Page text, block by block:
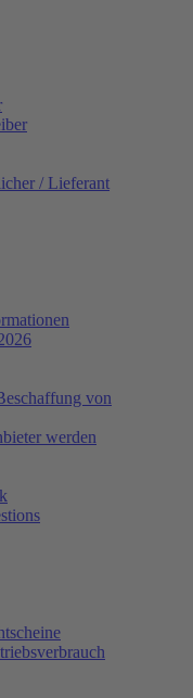
/ Lieferant
von
werden